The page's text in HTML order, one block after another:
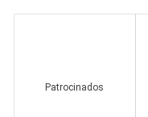
Patrocinados